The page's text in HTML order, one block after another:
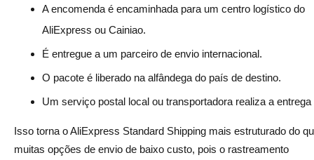
A encomenda é encaminhada para um centro logístico do
AliExpress ou Cainiao.
É entregue a um parceiro de envio internacional.
O pacote é liberado na alfândega do país de destino.
Um serviço postal local ou transportadora realiza a entrega
Isso torna o AliExpress Standard Shipping mais estruturado do
muitas opções de envio de baixo custo, pois o rastreamento